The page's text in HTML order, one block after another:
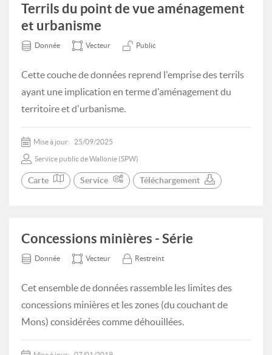
Terrils du point de vue aménagement
et urbanisme
Donnée Vecteur Public
Cette couche de données reprend l'emprise des terrils
ayant une implication en terme d'aménagement du
territoire et d'urbanisme.
Mise à jour: 25/09/2025
Service public de Wallonie (SPW)
Carte Service Téléchargement
Concessions minières - Série
Donnée Vecteur Restreint
Cet ensemble de données rassemble les limites des
concessions minières et les zones (du couchant de
Mons) considérées comme déhouillées.